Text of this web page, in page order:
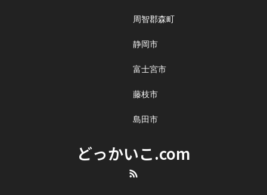
周智郡森町
静岡市
富士宮市
藤枝市
島田市
どっかいこ.com